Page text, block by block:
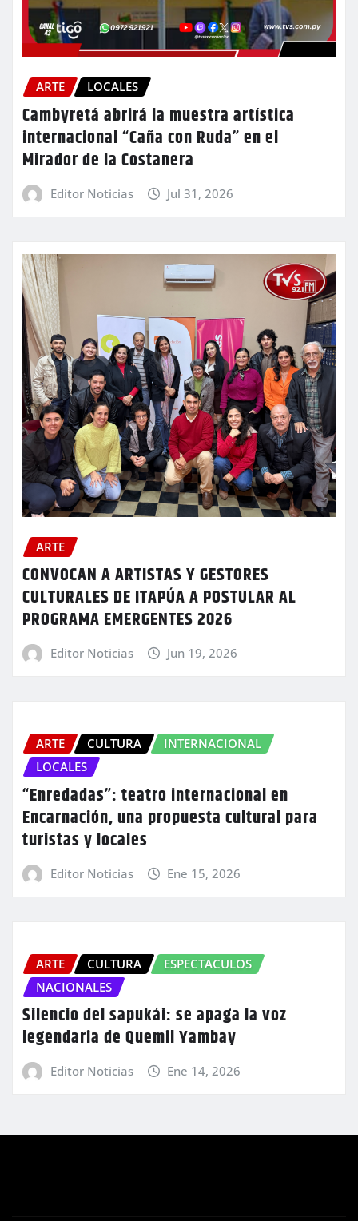
ARTE LOCALES
Cambyretá abrirá la muestra artística
internacional “Caña con Ruda” en el
Mirador de la Costanera
Editor Noticias Jul 31, 2026
ARTE
CONVOCAN A ARTISTAS Y GESTORES
CULTURALES DE ITAPÚA A POSTULAR AL
PROGRAMA EMERGENTES 2026
Editor Noticias Jun 19, 2026
ARTE CULTURA
INTERNACIONAL
LOCALES
“Enredadas”: teatro internacional en
Encarnación, una propuesta cultural para
turistas y locales
Editor Noticias Ene 15, 2026
ARTE CULTURA
ESPECTACULOS
NACIONALES
Silencio del sapukái: se apaga la voz
legendaria de Quemil Yambay
Editor Noticias Ene 14, 2026